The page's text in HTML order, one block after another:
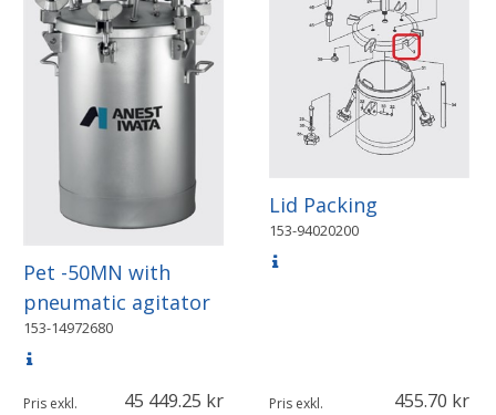
Pet -50MN with
pneumatic agitator
153-14972680
Pris exkl. 45 449.25
Lid Packing
153-94020200
Pris exkl. 455.70